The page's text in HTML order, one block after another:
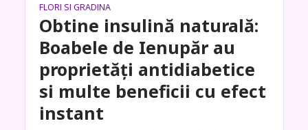
FLORI SI GRADINA
Obtine insulină naturală:
Boabele de Ienupăr au
proprietăți antidiabetice
si multe beneficii cu efect
instant